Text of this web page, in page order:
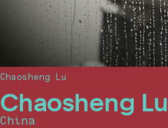
Chaosheng Lu
China
Chaosheng Lu